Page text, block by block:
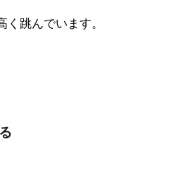
跳んでいます。